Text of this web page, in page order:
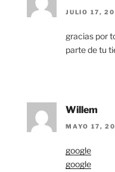
JULIO 17,
gracias por
parte de tu
Willem
MAYO 17,
google
google